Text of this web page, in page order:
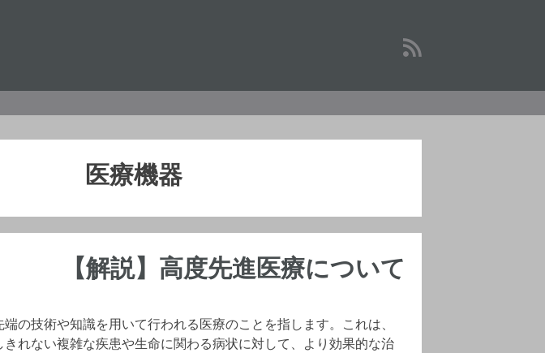
医療機器
【解説】高度先進医療について
の技術や知識を用いて行われる医療のことを指します。これは、
れない複雑な疾患や生命に関わる病状に対して、より効果的な治